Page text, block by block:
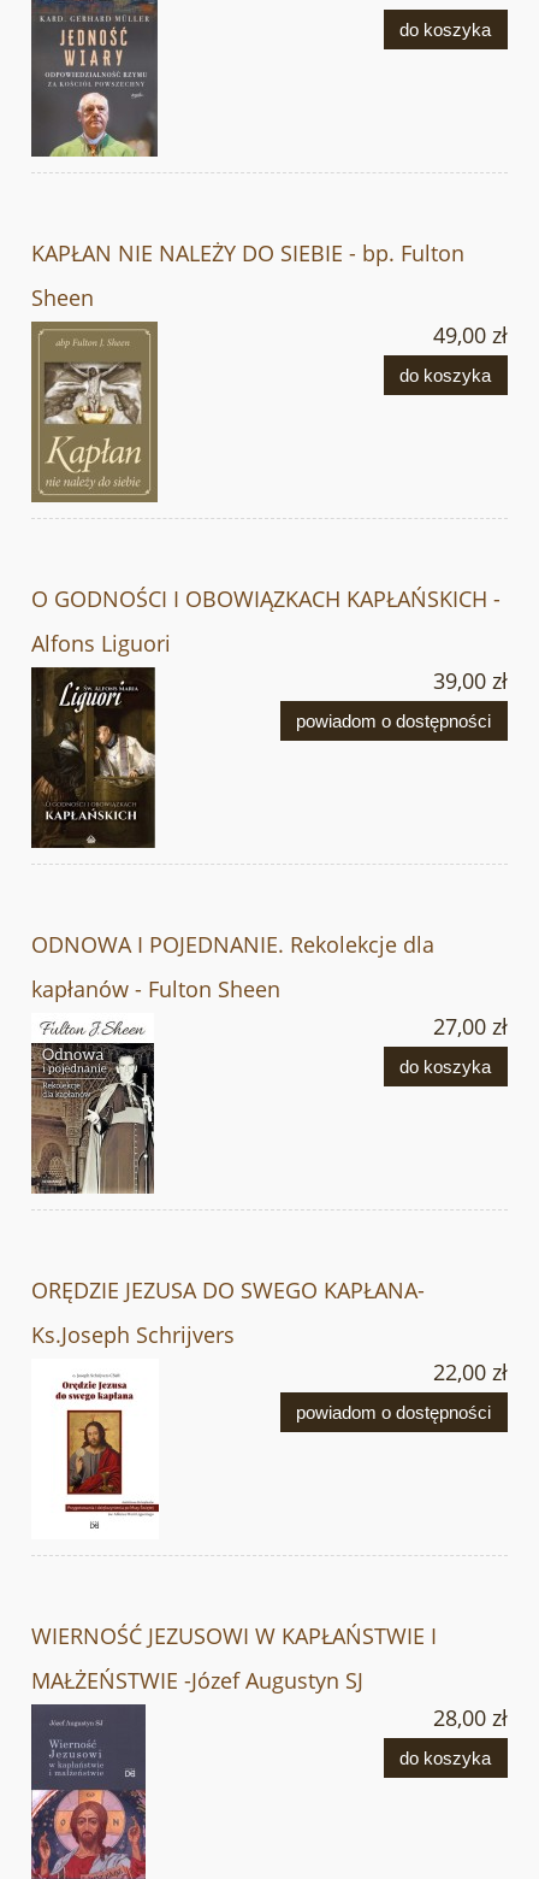
do koszyka
KAPŁAN NIE NALEŻY DO SIEBIE - bp. Fulton
Sheen
49,00 zł
do koszyka
O GODNOŚCI I OBOWIĄZKACH KAPŁAŃSKICH -
Alfons Liguori
39,00 zł
powiadom o dostępności
ODNOWA I POJEDNANIE. Rekolekcje dla
kapłanów - Fulton Sheen
27,00 zł
do koszyka
ORĘDZIE JEZUSA DO SWEGO KAPŁANA-
Ks.Joseph Schrijvers
22,00 zł
powiadom o dostępności
WIERNOŚĆ JEZUSOWI W KAPŁAŃSTWIE I
MAŁŻEŃSTWIE -Józef Augustyn SJ
28,00 zł
do koszyka